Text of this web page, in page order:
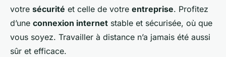
votre sécurité et celle de votre entreprise. Profitez
d’une connexion internet stable et sécurisée, où que
vous soyez. Travailler à distance n’a jamais été aussi
sûr et efficace.